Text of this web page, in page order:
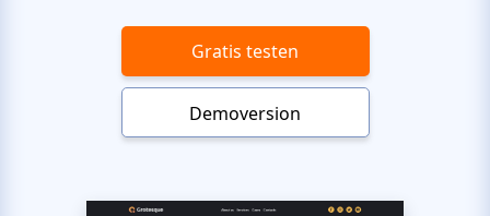
Gratis testen
Demoversion